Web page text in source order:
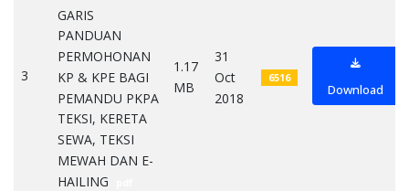
3
GARIS
PANDUAN
PERMOHONAN
KP & KPE BAGI
PEMANDU PKPA
TEKSI, KERETA
SEWA, TEKSI
MEWAH DAN E-
HAILING
1.17
MB
31
Oct
2018
6516
Download